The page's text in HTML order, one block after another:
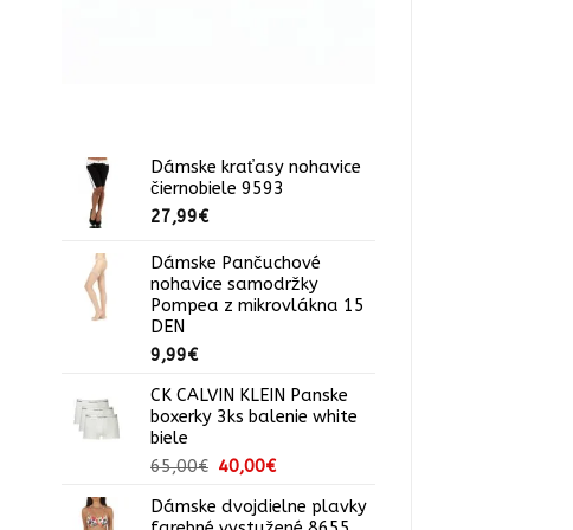
Dámske kraťasy nohavice
čiernobiele 9593
27,99€
Dámske Pančuchové
nohavice samodržky
Pompea z mikrovlákna 15
DEN
9,99€
CK CALVIN KLEIN Panske
boxerky 3ks balenie white
biele
65,00€ Pôvodná
bola:
40,00€Aktuálna
je:
Dámske dvojdielne plavky